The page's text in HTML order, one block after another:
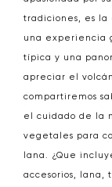
tradiciones, es la
una experiencia
típica y una
apreciar el
compartiremos
el cuidado de la
vegetales para
lana. ¿Que
accesorios, lana,